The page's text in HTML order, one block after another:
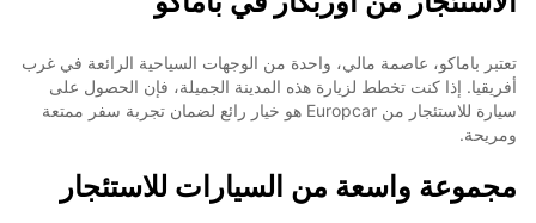
تعتبر باماكو، عاصمة مالي، واحدة من الوجهات السياحية الرائعة في غرب
أفريقيا. إذا كنت تخطط لزيارة هذه المدينة الجميلة، فإن الحصول على
سيارة للاستئجار من Europcar هو خيار رائع لضمان تجربة سفر ممتعة
ومريحة.
مجموعة واسعة من السيارات للاستئجار